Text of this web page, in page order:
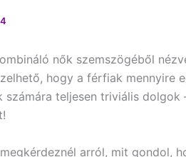
nők szemszögéből
hogy a férfiak mennyire
számára teljesen triviális dolgok
arról, mit gondol,